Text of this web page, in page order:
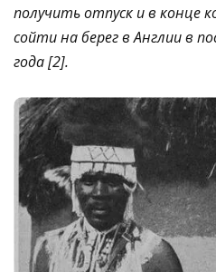
получить отпуск и в конце
сойти на берег в Англии в
года [2].